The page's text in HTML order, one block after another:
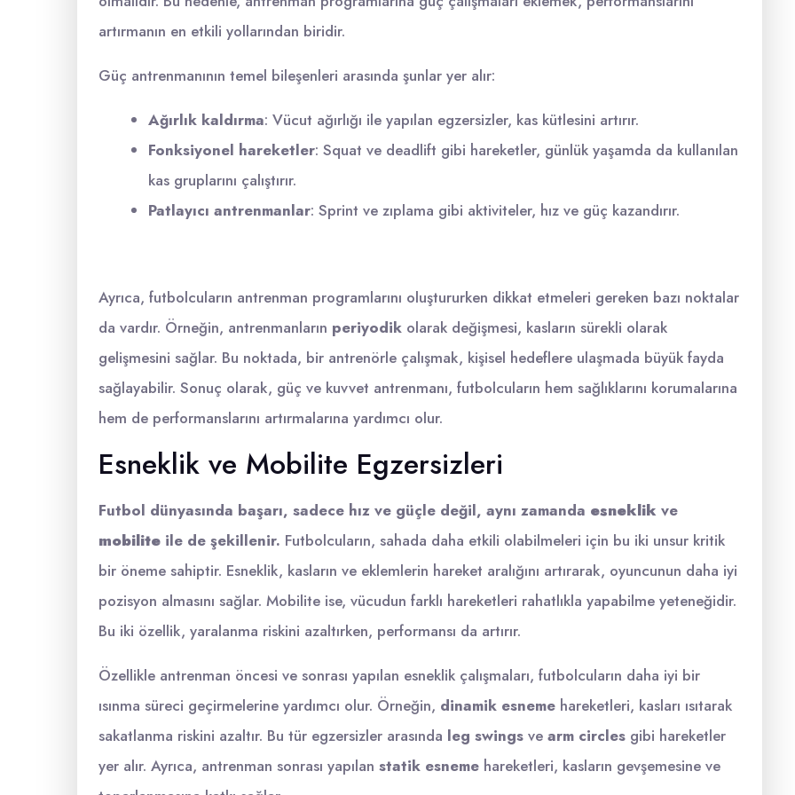
artırmanın en etkili yollarından biridir.
Güç antrenmanının temel bileşenleri arasında şunlar yer alır:
Ağırlık kaldırma: Vücut ağırlığı ile yapılan egzersizler, kas kütlesini artırır.
Fonksiyonel hareketler: Squat ve deadlift gibi hareketler, günlük yaşamda da kullanılan
kas gruplarını çalıştırır.
Patlayıcı antrenmanlar: Sprint ve zıplama gibi aktiviteler, hız ve güç kazandırır.
Ayrıca, futbolcuların antrenman programlarını oluştururken dikkat etmeleri gereken bazı noktalar
da vardır. Örneğin, antrenmanların periyodik olarak değişmesi, kasların sürekli olarak
gelişmesini sağlar. Bu noktada, bir antrenörle çalışmak, kişisel hedeflere ulaşmada büyük fayda
sağlayabilir. Sonuç olarak, güç ve kuvvet antrenmanı, futbolcuların hem sağlıklarını korumalarına
hem de performanslarını artırmalarına yardımcı olur.
Esneklik ve Mobilite Egzersizleri
Futbol dünyasında başarı, sadece hız ve güçle değil, aynı zamanda esneklik ve
mobilite ile de şekillenir. Futbolcuların, sahada daha etkili olabilmeleri için bu iki unsur kritik
bir öneme sahiptir. Esneklik, kasların ve eklemlerin hareket aralığını artırarak, oyuncunun daha iyi
pozisyon almasını sağlar. Mobilite ise, vücudun farklı hareketleri rahatlıkla yapabilme yeteneğidir.
Bu iki özellik, yaralanma riskini azaltırken, performansı da artırır.
Özellikle antrenman öncesi ve sonrası yapılan esneklik çalışmaları, futbolcuların daha iyi bir
ısınma süreci geçirmelerine yardımcı olur. Örneğin, dinamik esneme hareketleri, kasları ısıtarak
sakatlanma riskini azaltır. Bu tür egzersizler arasında leg swings ve arm circles gibi hareketler
yer alır. Ayrıca, antrenman sonrası yapılan statik esneme hareketleri, kasların gevşemesine ve